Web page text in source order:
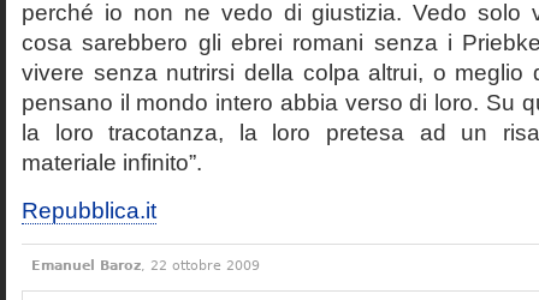
perché io non ne vedo di giustizia. Vedo solo
cosa sarebbero gli ebrei romani senza i
vivere senza nutrirsi della colpa altrui, o meglio
pensano il mondo intero abbia verso di loro. Su
la loro tracotanza, la loro pretesa ad un
materiale infinito”.
Repubblica.it
Emanuel Baroz, 22 ottobre 2009